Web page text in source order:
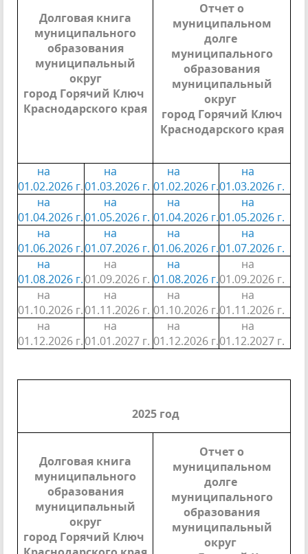
Долговая книга
муниципального
образования
муниципальный
округ
город Горячий Ключ
Краснодарского края
Отчет о
муниципальном
долге
муниципального
образования
муниципальный
округ
город Горячий Ключ
Краснодарского края
на
01.02.2026 г.
на
01.03.2026 г.
на
01.02.2026 г.
на
01.03.2026 г.
на
01.04.2026 г.
на
01.05.2026 г.
на
01.04.2026 г.
на
01.05.2026 г.
на
01.06.2026 г.
на
01.07.2026 г.
на
01.06.2026 г.
на
01.07.2026 г.
на
01.08.2026 г.
на
01.09.2026 г.
на
01.08.2026 г.
на
01.09.2026 г.
на
01.10.2026 г.
на
01.11.2026 г.
на
01.10.2026 г.
на
01.11.2026 г.
на
01.12.2026 г.
на
01.01.2027 г.
на
01.12.2026 г.
на
01.12.2027 г.
2025 год
Долговая книга
муниципального
образования
муниципальный
округ
город Горячий Ключ
Отчет о
муниципальном
долге
муниципального
образования
муниципальный
округ